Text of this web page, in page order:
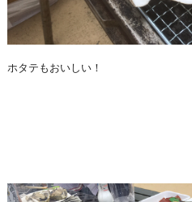
ホタテもおいしい！